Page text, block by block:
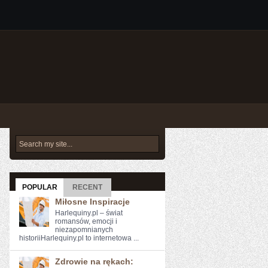
POPULAR RECENT
Miłosne Inspiracje
Harlequiny.pl – świat
romansów, emocji i
niezapomnianych
historiiHarlequiny.pl to internetowa ...
Zdrowie na rękach: